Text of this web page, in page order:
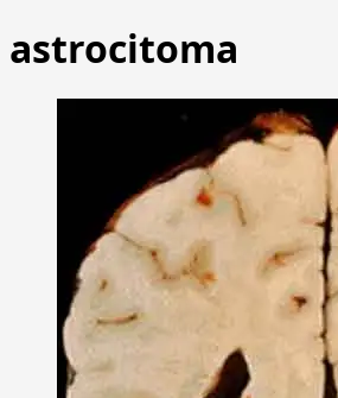
astrocitoma